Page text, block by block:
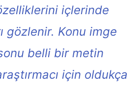
içlerinde
gözlenir. Konu imge
belli bir metin
için oldukça